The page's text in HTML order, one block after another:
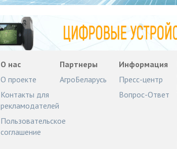
О нас
О проекте
Контакты для
рекламодателей
Пользовательское
соглашение
Партнеры
АгроБеларусь
Информация
Пресс-центр
Вопрос-Ответ